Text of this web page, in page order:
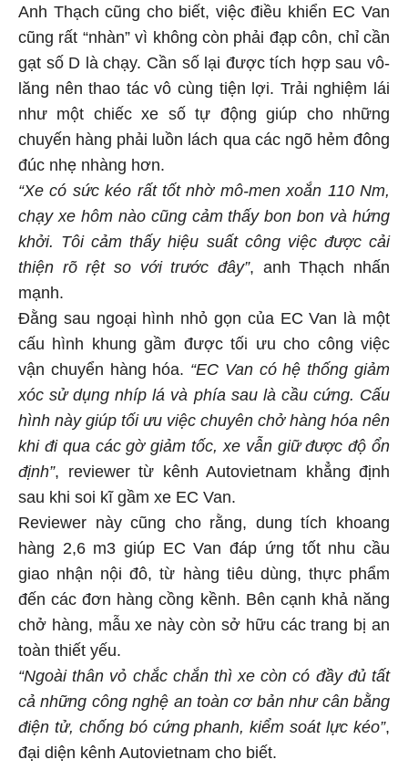
Anh Thạch cũng cho biết, việc điều khiển EC Van
cũng rất “nhàn” vì không còn phải đạp côn, chỉ cần
gạt số D là chạy. Cần số lại được tích hợp sau vô-
lăng nên thao tác vô cùng tiện lợi. Trải nghiệm lái
như một chiếc xe số tự động giúp cho những
chuyến hàng phải luồn lách qua các ngõ hẻm đông
đúc nhẹ nhàng hơn.
“Xe có sức kéo rất tốt nhờ mô-men xoắn 110 Nm,
chạy xe hôm nào cũng cảm thấy bon bon và hứng
khởi. Tôi cảm thấyhiệu suất công việc được cải
thiện rõ rệt so với trước đây”, anh Thạch nhấn
mạnh.
Đằng sau ngoại hình nhỏ gọn của EC Van là một
cấu hình khung gầm được tối ưu cho công việc
vận chuyển hàng hóa. “EC Van có hệ thống giảm
xóc sử dụng nhíp lá và phía sau là cầu cứng. Cấu
hình này giúp tối ưu việc chuyên chở hàng hóa nên
khi đi qua các gờ giảm tốc, xe vẫn giữ được độ ổn
định”, reviewer từ kênh Autovietnam khẳng định
sau khi soi kĩ gầm xe EC Van.
Reviewer này cũng cho rằng, dung tích khoang
hàng 2,6 m3 giúp EC Van đáp ứng tốt nhu cầu
giao nhận nội đô, từ hàng tiêu dùng, thực phẩm
đến các đơn hàng cồng kềnh. Bên cạnh khả năng
chở hàng, mẫu xe này còn sở hữu các trang bị an
toàn thiết yếu.
“Ngoài thân vỏ chắc chắn thì xe còn có đầy đủ tất
cả những công nghệ an toàn cơ bản như cân bằng
điện tử, chống bó cứng phanh, kiểm soát lực kéo”,
đại diện kênh Autovietnam cho biết.